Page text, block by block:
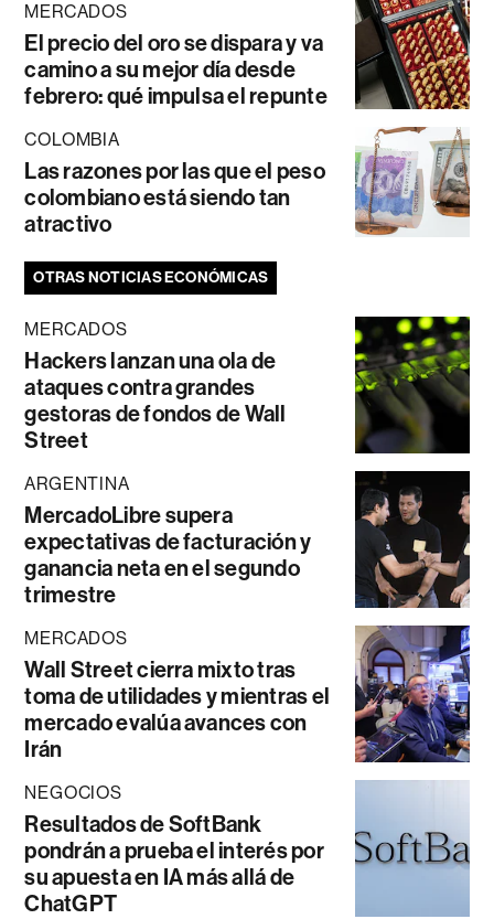
MERCADOS
El precio del oro se dispara y va
camino a su mejor día desde
febrero: qué impulsa el repunte
COLOMBIA
Las razones por las que el peso
colombiano está siendo tan
atractivo
OTRAS NOTICIAS ECONÓMICAS
MERCADOS
Hackers lanzan una ola de
ataques contra grandes
gestoras de fondos de Wall
Street
ARGENTINA
MercadoLibre supera
expectativas de facturación y
ganancia neta en el segundo
trimestre
MERCADOS
Wall Street cierra mixto tras
toma de utilidades y mientras el
mercado evalúa avances con
Irán
NEGOCIOS
Resultados de SoftBank
pondrán a prueba el interés por
su apuesta en IA más allá de
ChatGPT